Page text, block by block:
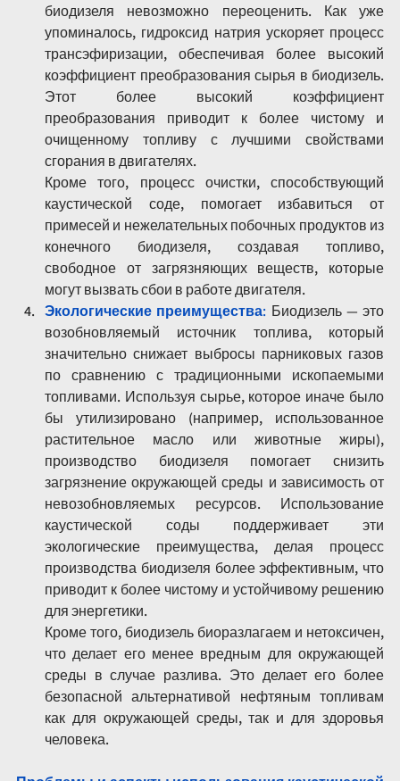
биодизеля невозможно переоценить. Как уже
упоминалось, гидроксид натрия ускоряет процесс
трансэфиризации, обеспечивая более высокий
коэффициент преобразования сырья в биодизель.
Этот более высокий коэффициент
преобразования приводит к более чистому и
очищенному топливу с лучшими свойствами
сгорания в двигателях.
Кроме того, процесс очистки, способствующий
каустической соде, помогает избавиться от
примесей и нежелательных побочных продуктов из
конечного биодизеля, создавая топливо,
свободное от загрязняющих веществ, которые
могут вызвать сбои в работе двигателя.
Экологические преимущества: Биодизель — это
возобновляемый источник топлива, который
значительно снижает выбросы парниковых газов
по сравнению с традиционными ископаемыми
топливами. Используя сырье, которое иначе было
бы утилизировано (например, использованное
растительное масло или животные жиры),
производство биодизеля помогает снизить
загрязнение окружающей среды и зависимость от
невозобновляемых ресурсов. Использование
каустической соды поддерживает эти
экологические преимущества, делая процесс
производства биодизеля более эффективным, что
приводит к более чистому и устойчивому решению
для энергетики.
Кроме того, биодизель биоразлагаем и нетоксичен,
что делает его менее вредным для окружающей
среды в случае разлива. Это делает его более
безопасной альтернативой нефтяным топливам
как для окружающей среды, так и для здоровья
человека.